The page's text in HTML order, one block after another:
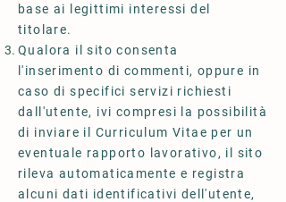
base ai legittimi interessi del
titolare.
Qualora il sito consenta
l'inserimento di commenti, oppure in
caso di specifici servizi richiesti
dall'utente, ivi compresi la possibilità
di inviare il Curriculum Vitae per un
eventuale rapporto lavorativo, il sito
rileva automaticamente e registra
alcuni dati identificativi dell'utente,